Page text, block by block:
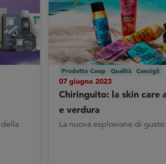
Prodotto Coop Qualità Consigli
07 giugno 2023
Chiringuito: la skin care
e verdura
La nuova esplosione di